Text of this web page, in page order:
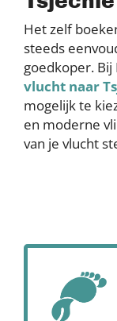
Het zelf
steeds
goedkoper.
vlucht naar
mogelijk te
en moderne
van je vlucht